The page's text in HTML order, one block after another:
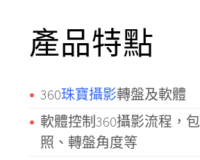
產品特點
360珠寶攝影轉盤及軟體
軟體控制360攝影流程，
照、轉盤角度等